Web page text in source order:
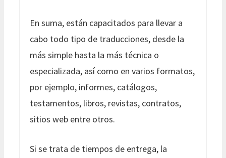
En suma, están capacitados para llevar a
cabo todo tipo de traducciones, desde la
más simple hasta la más técnica o
especializada, así como en varios formatos,
por ejemplo, informes, catálogos,
testamentos, libros, revistas, contratos,
sitios web entre otros.
Si se trata de tiempos de entrega, la